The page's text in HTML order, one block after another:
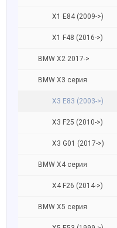
X1 E84 (2009->)
X1 F48 (2016->)
BMW X2 2017->
BMW X3 серия
X3 E83 (2003->)
X3 F25 (2010->)
X3 G01 (2017->)
BMW X4 серия
X4 F26 (2014->)
BMW X5 серия